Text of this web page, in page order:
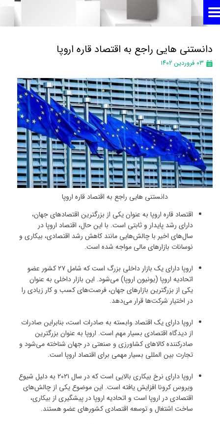
دانستنی هایی راجع به اقتصاد قاره اروپا
۰۳ فروردین ۱۴۰۲
دانستنی هایی راجع به اقتصاد قاره اروپا
اقتصاد قاره اروپا به عنوان یکی از بزرگترین اقتصادهای جهان،
دارای رشد پایدار و ثابتی است. با این حال، اقتصاد اروپا در
سال‌های اخیر با چالش‌هایی مانند کاهش رشد اقتصادی، بیکاری و
نوسانات بازارهای مالی مواجه شده است.
اروپا دارای یک بازار داخلی بزرگ است که شامل ۲۷ کشور عضو
اتحادیه اروپا (یونیون اروپا) می‌شود. این بازار داخلی به عنوان
یکی از بزرگترین بازارهای جهان، فرصت‌های کسب و کار زیادی را
در اختیار شرکت‌ها قرار می‌دهد.
اروپا دارای یک اقتصاد وابسته به صادرات است، بنابراین صادرات
از دیدگاه اقتصادی بسیار مهم است. اروپا به عنوان بزرگترین
صادرکننده کالاهای کشاورزی و صنعتی در جهان شناخته می‌شود و
تجارت بین المللی بسیار مهمی برای اقتصاد اروپا است.
اروپا دارای نرخ بیکاری بالایی است که در سال ۲۰۲۱ به دلیل شیوع
ویروس کرونا افزایش یافته است. این موضوع یکی از چالش‌های
اقتصادی در اروپا است و اتحادیه اروپا در پیشگیری از بیکاری،
ساخت اشتغال و توسعه اقتصادی کشورهای عضو هستند.